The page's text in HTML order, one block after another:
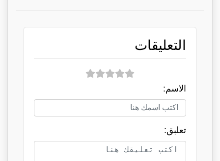
التعليقات
الاسم:
تعلبق: